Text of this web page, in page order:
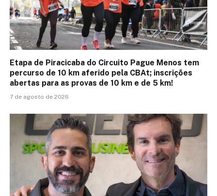
Etapa de Piracicaba do Circuito Pague Menos tem
percurso de 10 km aferido pela CBAt; inscrições
abertas para as provas de 10 km e de 5 km!
7 de agosto de 2026